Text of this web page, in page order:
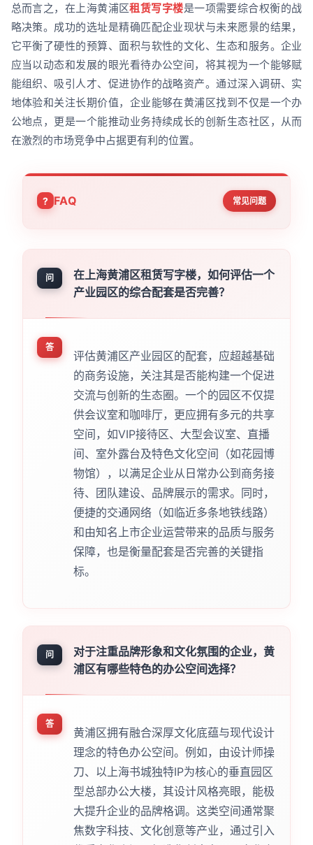
总而言之，在上海黄浦区租赁写字楼是一项需要综合权衡的战
略决策。成功的选址是精确匹配企业现状与未来愿景的结果，
它平衡了硬性的预算、面积与软性的文化、生态和服务。企业
应当以动态和发展的眼光看待办公空间，将其视为一个能够赋
能组织、吸引人才、促进协作的战略资产。通过深入调研、实
地体验和关注长期价值，企业能够在黄浦区找到不仅是一个办
公地点，更是一个能推动业务持续成长的创新生态社区，从而
在激烈的市场竞争中占据更有利的位置。
FAQ 常见问题
问
在上海黄浦区租赁写字楼，如何评估一个
产业园区的综合配套是否完善？
答
评估黄浦区产业园区的配套，应超越基础
的商务设施，关注其是否能构建一个促进
交流与创新的生态圈。一个的园区不仅提
供会议室和咖啡厅，更应拥有多元的共享
空间，如VIP接待区、大型会议室、直播
间、室外露台及特色文化空间（如花园博
物馆），以满足企业从日常办公到商务接
待、团队建设、品牌展示的需求。同时，
便捷的交通网络（如临近多条地铁线路）
和由知名上市企业运营带来的品质与服务
保障，也是衡量配套是否完善的关键指
标。
问
对于注重品牌形象和文化氛围的企业，黄
浦区有哪些特色的办公空间选择？
答
黄浦区拥有融合深厚文化底蕴与现代设计
理念的特色办公空间。例如，由设计师操
刀、以上海书城独特IP为核心的垂直园区
型总部办公大楼，其设计风格亮眼，能极
大提升企业的品牌格调。这类空间通常聚
焦数字科技、文化创意等产业，通过引入